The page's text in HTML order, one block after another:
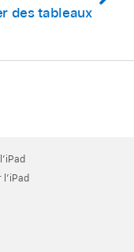
des tableaux